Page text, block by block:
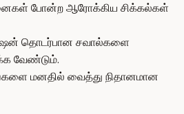
போன்ற ஆரோக்கிய சிக்கல்கள்
தொடர்பான சவால்களை
வேண்டும்.
மனதில் வைத்து நிதானமான